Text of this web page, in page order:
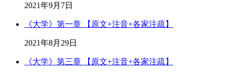
2021年9月7日
《大学》第一章 【原文+注音+各家注疏】
2021年8月29日
《大学》第三章 【原文+注音+各家注疏】